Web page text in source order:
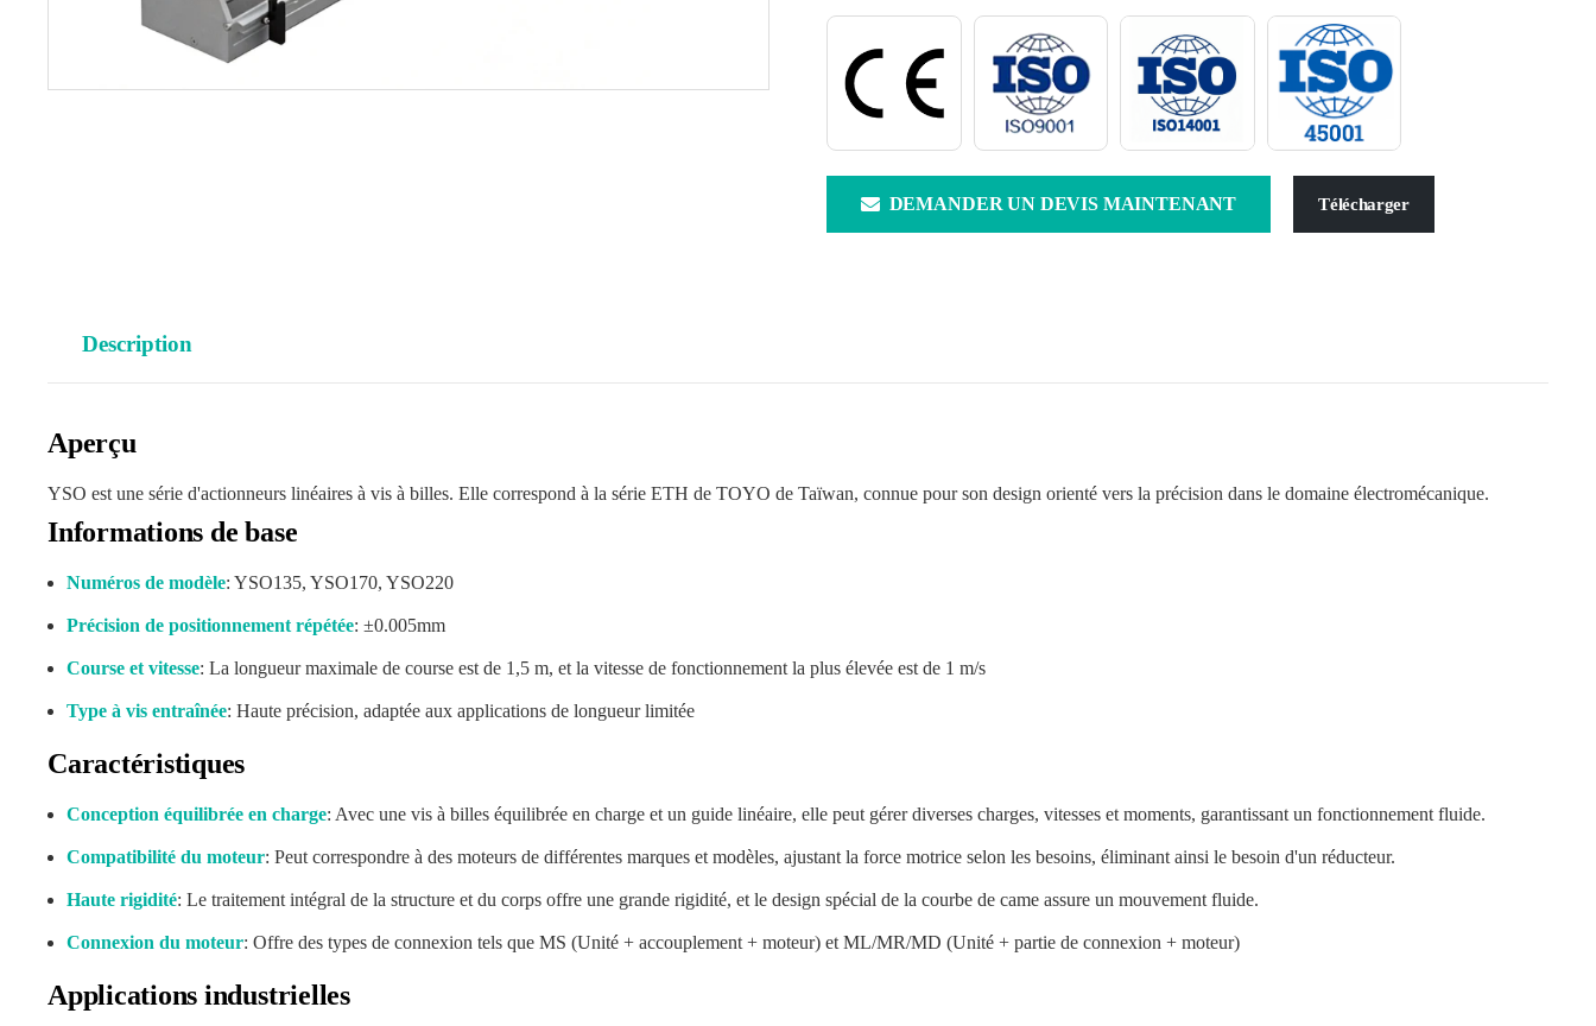
DEMANDER UN DEVIS MAINTENANT Télécharger
Description
Aperçu
YSO est une série d'actionneurs linéaires à vis à billes. Elle correspond à la série ETH de TOYO de Taïwan, connue pour son design orienté vers la précision dans le domaine électromécanique.
Informations de base
Numéros de modèle: YSO135, YSO170, YSO220
Précision de positionnement répétée: ±0.005mm
Course et vitesse: La longueur maximale de course est de 1,5 m, et la vitesse de fonctionnement la plus élevée est de 1 m/s
Type à vis entraînée: Haute précision, adaptée aux applications de longueur limitée
Caractéristiques
Conception équilibrée en charge: Avec une vis à billes équilibrée en charge et un guide linéaire, elle peut gérer diverses charges, vitesses et moments, garantissant un fonctionnement fluide.
Compatibilité du moteur: Peut correspondre à des moteurs de différentes marques et modèles, ajustant la force motrice selon les besoins, éliminant ainsi le besoin d'un réducteur.
Haute rigidité: Le traitement intégral de la structure et du corps offre une grande rigidité, et le design spécial de la courbe de came assure un mouvement fluide.
Connexion du moteur: Offre des types de connexion tels que MS (Unité + accouplement + moteur) et ML/MR/MD (Unité + partie de connexion + moteur)
Applications industrielles